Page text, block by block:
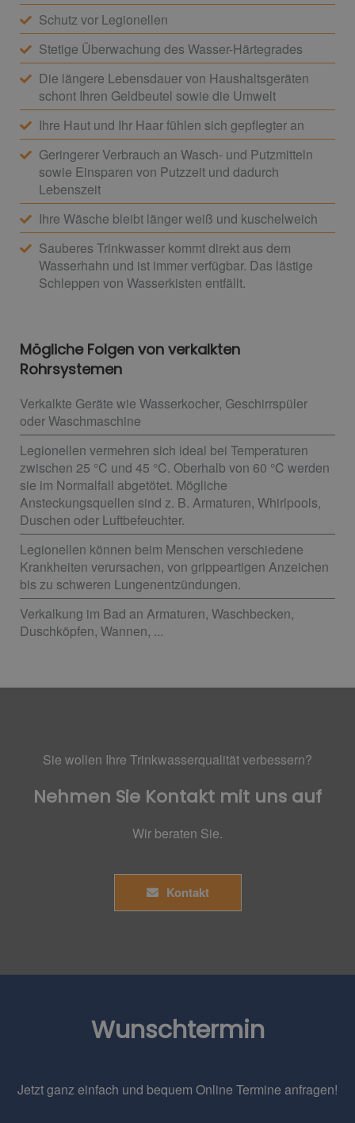
Schutz vor Legionellen
Stetige Überwachung des Wasser-Härtegrades
Die längere Lebensdauer von Haushaltsgeräten
schont Ihren Geldbeutel sowie die Umwelt
Ihre Haut und Ihr Haar fühlen sich gepflegter an
Geringerer Verbrauch an Wasch- und Putzmitteln
sowie Einsparen von Putzzeit und dadurch
Lebenszeit
Ihre Wäsche bleibt länger weiß und kuschelweich
Sauberes Trinkwasser kommt direkt aus dem
Wasserhahn und ist immer verfügbar. Das lästige
Schleppen von Wasserkisten entfällt.
Mögliche Folgen von verkalkten
Rohrsystemen
Verkalkte Geräte wie Wasserkocher, Geschirrspüler
oder Waschmaschine
Legionellen vermehren sich ideal bei Temperaturen
zwischen 25 °C und 45 °C. Oberhalb von 60 °C werden
sie im Normalfall abgetötet. Mögliche
Ansteckungsquellen sind z. B. Armaturen, Whirlpools,
Duschen oder Luftbefeuchter.
Legionellen können beim Menschen verschiedene
Krankheiten verursachen, von grippeartigen Anzeichen
bis zu schweren Lungenentzündungen.
Verkalkung im Bad an Armaturen, Waschbecken,
Duschköpfen, Wannen, ...
Sie wollen Ihre Trinkwasserqualität verbessern?
Nehmen Sie Kontakt mit uns auf
Wir beraten Sie.
Kontakt
Wunschtermin
Jetzt ganz einfach und bequem Online Termine anfragen!